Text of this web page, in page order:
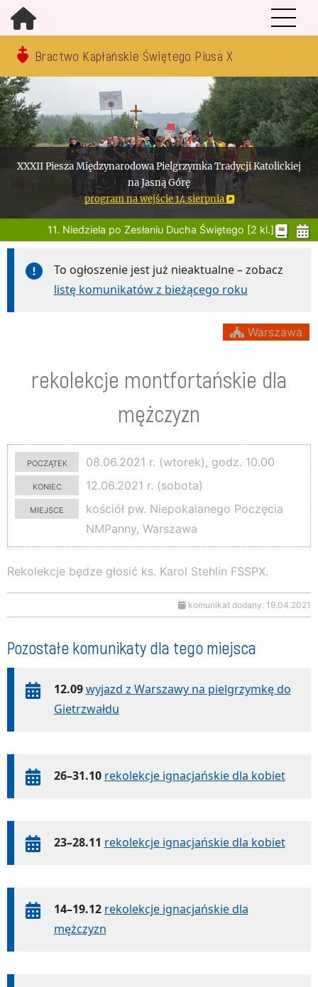
Bractwo Kapłańskie Świętego Piusa X
XXXII Piesza Międzynarodowa Pielgrzymka Tradycji Katolickiej
na Jasną Górę
program na wejście 14 sierpnia
11. Niedziela po Zesłaniu Ducha Świętego [2 kl.]
To ogłoszenie jest już nieaktualne – zobacz
listę komunikatów z bieżącego roku
Warszawa
rekolekcje montfortańskie dla
mężczyzn
początek
08.06.2021 r. (wtorek), godz. 10.00
koniec
12.06.2021 r. (sobota)
miejsce
kościół pw. Niepokalanego Poczęcia
NMPanny, Warszawa
Rekolekcje będze głosić ks. Karol Stehlin FSSPX.
komunikat dodany: 19.04.2021
Pozostałe komunikaty dla tego miejsca
12.09 wyjazd z Warszawy na pielgrzymkę do
Gietrzwałdu
26–31.10 rekolekcje ignacjańskie dla kobiet
23–28.11 rekolekcje ignacjańskie dla kobiet
14–19.12 rekolekcje ignacjańskie dla
mężczyzn